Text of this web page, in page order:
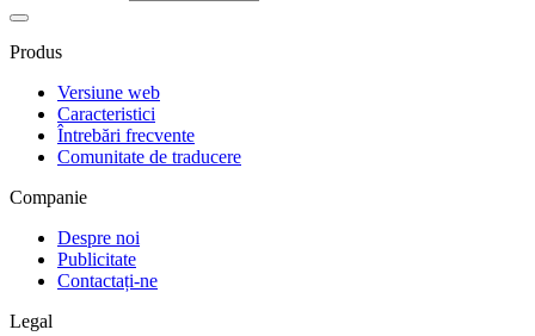
Produs
Versiune web
Caracteristici
Întrebări frecvente
Comunitate de traducere
Companie
Despre noi
Publicitate
Contactați-ne
Legal